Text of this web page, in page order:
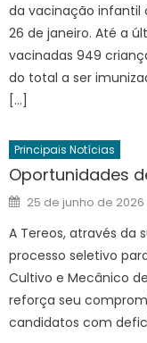
da vacinação infantil
26 de janeiro. Até a
vacinadas 949
do total a ser
[…]
Principais Notícias
Oportunidades
Posted
on
25 de junho de 2026
A Tereos, através da
processo seletivo
Cultivo e Mecânico
reforça seu
candidatos com